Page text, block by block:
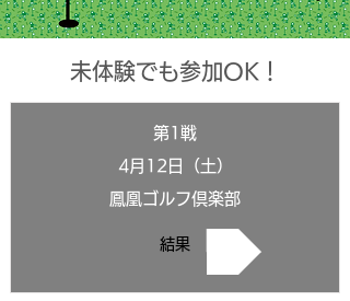
未体験でも参加OK！
第1戦
4月12日（土）
鳳凰ゴルフ倶楽部
結果